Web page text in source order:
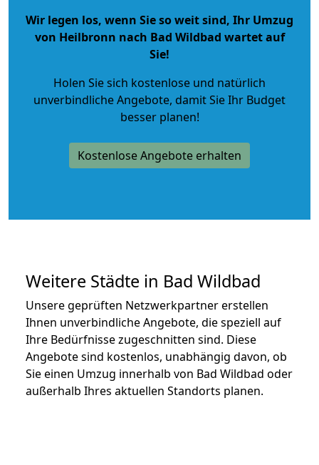
Wir legen los, wenn Sie so weit sind, Ihr Umzug
von Heilbronn nach Bad Wildbad wartet auf
Sie!
Holen Sie sich kostenlose und natürlich
unverbindliche Angebote, damit Sie Ihr Budget
besser planen!
Kostenlose Angebote erhalten
Weitere Städte in Bad Wildbad
Unsere geprüften Netzwerkpartner erstellen
Ihnen unverbindliche Angebote, die speziell auf
Ihre Bedürfnisse zugeschnitten sind. Diese
Angebote sind kostenlos, unabhängig davon, ob
Sie einen Umzug innerhalb von Bad Wildbad oder
außerhalb Ihres aktuellen Standorts planen.